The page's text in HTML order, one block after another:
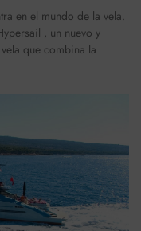
en el mundo de la vela.
, un nuevo y
que combina la